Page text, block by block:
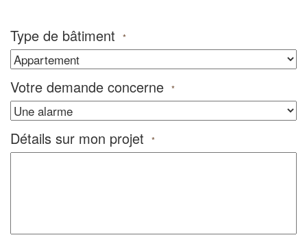
Type de bâtiment *
Votre demande concerne *
Détails sur mon projet *